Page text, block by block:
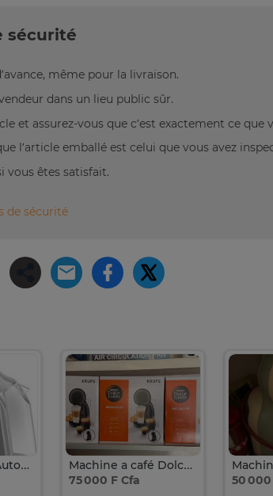
sécurité
même pour la livraison.
dans un lieu public sûr.
et assurez-vous que c’est exactement ce que
l’article emballé est celui que vous avez
vous êtes satisfait.
de sécurité
Machine à café Automatique Dolce GUSTO MINI ME
Machine a café Dolce gusto piccolo xs manual
75 000 F Cfa
50 000